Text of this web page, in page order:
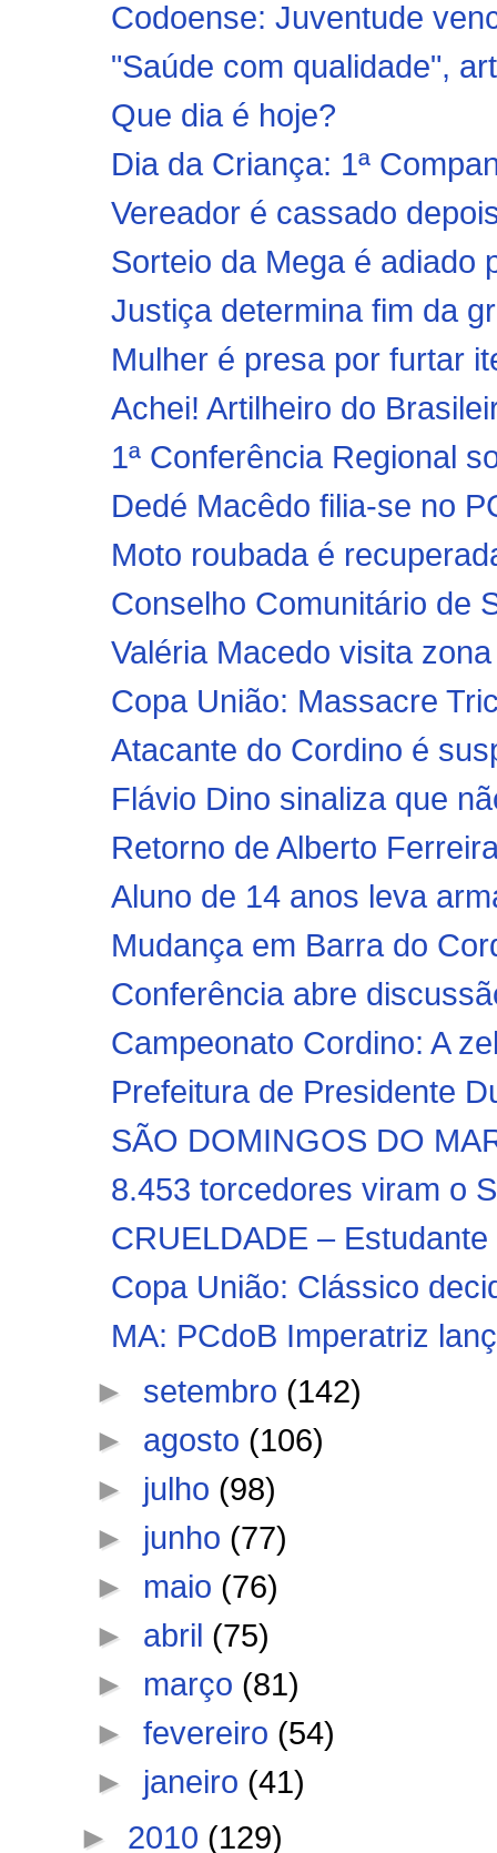
Codoense: Juventude
"Saúde com qualidade",
Que dia é hoje?
Dia da Criança: 1ª
Vereador é cassado
Sorteio da Mega é adiado
Justiça determina fim da
Mulher é presa por furtar
Achei! Artilheiro do
1ª Conferência Regional
Dedé Macêdo filia-se no
Moto roubada é
Conselho Comunitário de
Valéria Macedo visita
Copa União: Massacre
Atacante do Cordino é
Flávio Dino sinaliza que
Retorno de Alberto
Aluno de 14 anos leva
Mudança em Barra do
Conferência abre
Campeonato Cordino: A
Prefeitura de Presidente
SÃO DOMINGOS DO
8.453 torcedores viram o
CRUELDADE –
Copa União: Clássico
MA: PCdoB Imperatriz
► setembro (142)
► agosto (106)
► julho (98)
► junho (77)
► maio (76)
► abril (75)
► março (81)
►fevereiro (54)
► janeiro (41)
► 2010 (129)